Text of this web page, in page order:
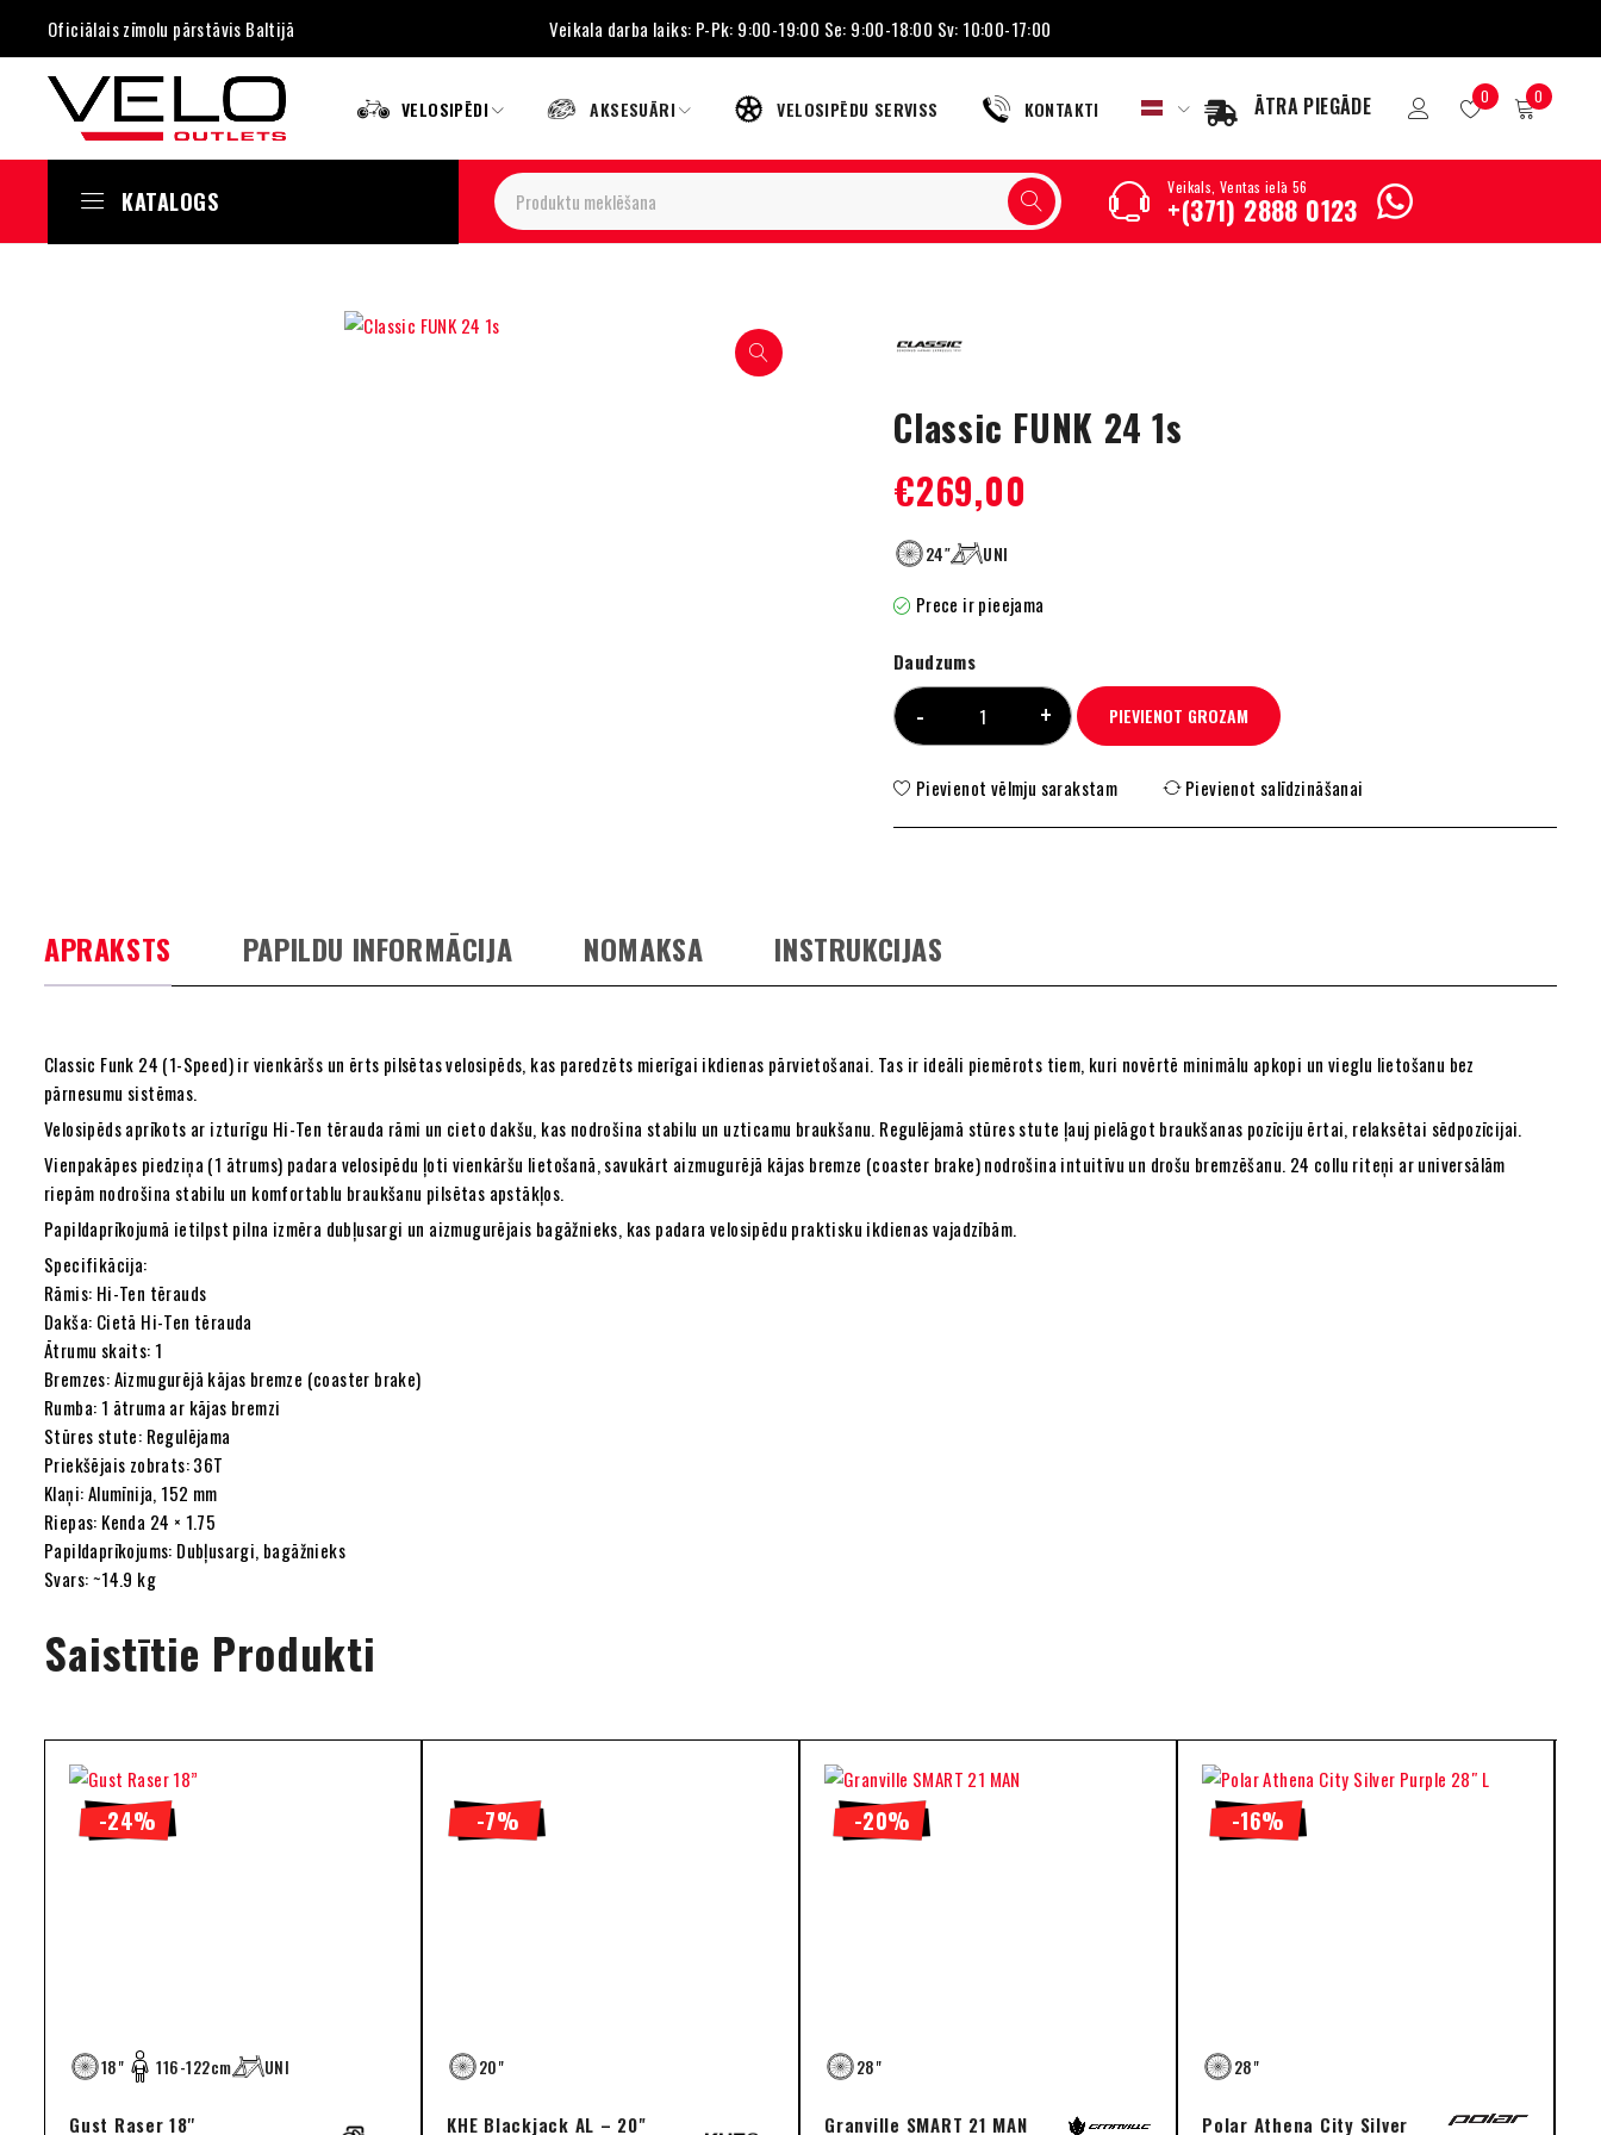
Oficiālais zīmolu pārstāvis Baltijā Veikala darba laiks: P-Pk: 9:00-19:00 Se: 9:00-18:00 Sv: 10:00-17:00
VELOSIPĒDI AKSESUĀRI VELOSIPĒDU SERVISS KONTAKTI ĀTRA PIEGĀDE 0 0
KATALOGS Veikals, Ventas ielā 56
+(371) 2888 0123
Classic FUNK 24 1s
€269,00
24″ UNI
Prece ir pieejama
Daudzums
PIEVIENOT GROZAM
Pievienot vēlmju sarakstam Pievienot salīdzināšanai
APRAKSTS PAPILDU INFORMĀCIJA NOMAKSA INSTRUKCIJAS
Classic Funk 24 (1-Speed) ir vienkāršs un ērts pilsētas velosipēds, kas paredzēts mierīgai ikdienas pārvietošanai. Tas ir ideāli piemērots tiem, kuri novērtē minimālu apkopi un vieglu lietošanu bez
pārnesumu sistēmas.
Velosipēds aprīkots ar izturīgu Hi-Ten tērauda rāmi un cieto dakšu, kas nodrošina stabilu un uzticamu braukšanu. Regulējamā stūres stute ļauj pielāgot braukšanas pozīciju ērtai, relaksētai sēdpozīcijai.
Vienpakāpes piedziņa (1 ātrums) padara velosipēdu ļoti vienkāršu lietošanā, savukārt aizmugurējā kājas bremze (coaster brake) nodrošina intuitīvu un drošu bremzēšanu. 24 collu riteņi ar universālām
riepām nodrošina stabilu un komfortablu braukšanu pilsētas apstākļos.
Papildaprīkojumā ietilpst pilna izmēra dubļusargi un aizmugurējais bagāžnieks, kas padara velosipēdu praktisku ikdienas vajadzībām.
Specifikācija:
Rāmis: Hi-Ten tērauds
Dakša: Cietā Hi-Ten tērauda
Ātrumu skaits: 1
Bremzes: Aizmugurējā kājas bremze (coaster brake)
Rumba: 1 ātruma ar kājas bremzi
Stūres stute: Regulējama
Priekšējais zobrats: 36T
Klaņi: Alumīnija, 152 mm
Riepas: Kenda 24 × 1.75
Papildaprīkojums: Dubļusargi, bagāžnieks
Svars: ~14.9 kg
Saistītie Produkti
-24%
18" 116-122cm UNI
Gust Raser 18''
-7%
20"
KHE Blackjack AL – 20"
-20%
28"
Granville SMART 21 MAN
-16%
28"
Polar Athena City Silver